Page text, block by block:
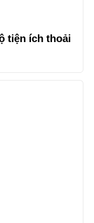
tiện ích thoải